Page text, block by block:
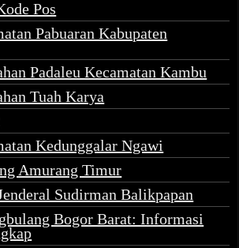
Pos
Pabuaran Kabupaten
Padaleu Kecamatan Kambu
Tuah Karya
Kedunggalar Ngawi
Amurang Timur
Sudirman Balikpapan
Bogor Barat: Informasi